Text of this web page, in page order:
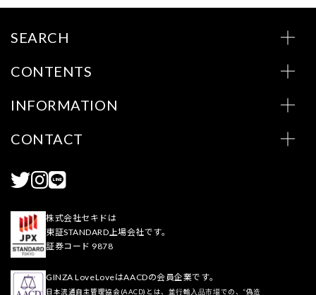
SEARCH
CONTENTS
INFORMATION
CONTACT
株式会社セキドは
東証STANDARD上場会社です。
証券コード 9878
GINZA LoveLoveはAACDの会員企業です。
日本流通自主管理協会(AACD)とは、並行輸入品市場での、“偽造